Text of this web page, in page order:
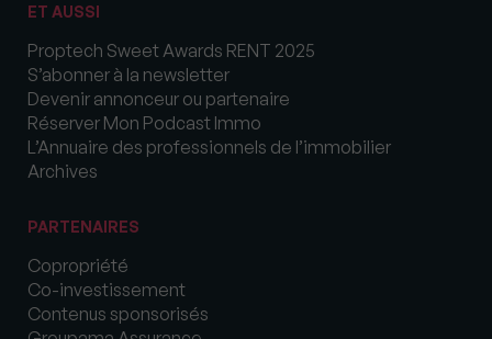
ET AUSSI
Proptech Sweet Awards RENT 2025
S’abonner à la newsletter
Devenir annonceur ou partenaire
Réserver Mon Podcast Immo
L’Annuaire des professionnels de l’immobilier
Archives
PARTENAIRES
Copropriété
Co-investissement
Contenus sponsorisés